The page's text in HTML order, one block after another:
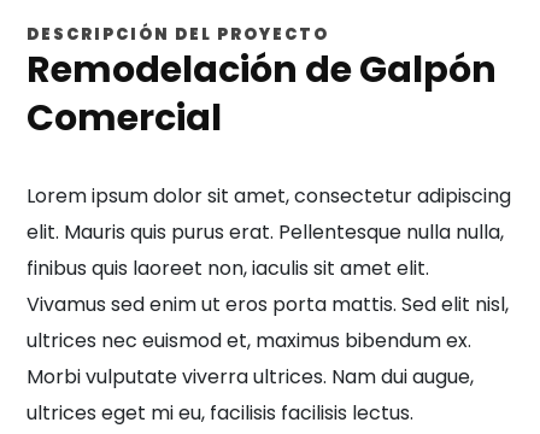
DESCRIPCIÓN DEL PROYECTO
Remodelación de Galpón
Comercial
Lorem ipsum dolor sit amet, consectetur adipiscing
elit. Mauris quis purus erat. Pellentesque nulla nulla,
finibus quis laoreet non, iaculis sit amet elit.
Vivamus sed enim ut eros porta mattis. Sed elit nisl,
ultrices nec euismod et, maximus bibendum ex.
Morbi vulputate viverra ultrices. Nam dui augue,
ultrices eget mi eu, facilisis facilisis lectus.